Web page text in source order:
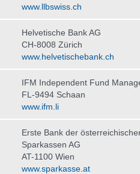
www.llbswiss.ch
Helvetische Bank AG
CH-8008 Zürich
www.helvetischebank.ch
IFM Independent Fund
FL-9494 Schaan
www.ifm.li
Erste Bank der
Sparkassen AG
AT-1100 Wien
www.sparkasse.at